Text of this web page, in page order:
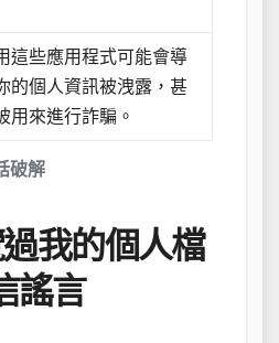
破解
這些應用程式可能會導
的個人資訊被洩露，甚
用來進行詐騙。
我的個人檔
謠言